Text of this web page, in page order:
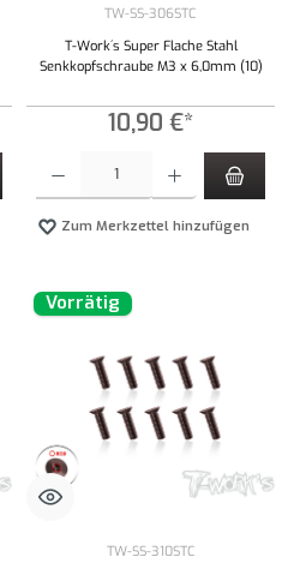
TW-SS-306STC
T-Work´s Super Flache Stahl
Senkkopfschraube M3 x 6,0mm (10)
10,90 €*
Zum Merkzettel hinzufügen
Vorrätig
TW-SS-310STC